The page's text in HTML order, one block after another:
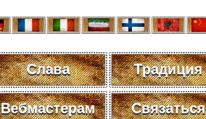
Слава Традиция
Вебмастерам Связаться